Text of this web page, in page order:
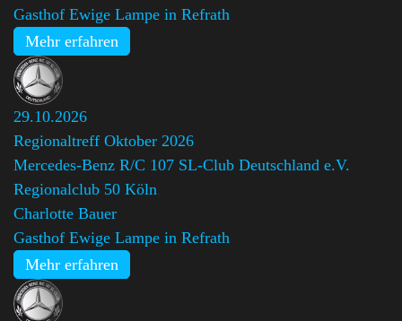
Gasthof Ewige Lampe in Refrath
Mehr erfahren
29.10.2026
Regionaltreff Oktober 2026
Mercedes-Benz R/C 107 SL-Club Deutschland e.V.
Regionalclub 50 Köln
Charlotte Bauer
Gasthof Ewige Lampe in Refrath
Mehr erfahren